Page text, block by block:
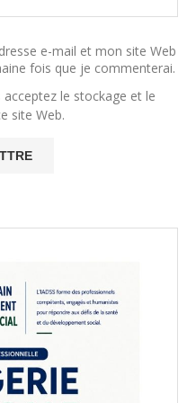
e-mail et mon site Web
fois que je commenterai.
le stockage et le
site Web.